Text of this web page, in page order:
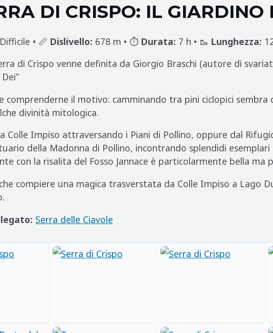
DI CRISPO: IL GIARDINO
Difficile • 📏 Dislivello: 678 m • ⏱️ Durata: 7 h • 🥾 Lunghezza:
di Crispo venne definita da Giorgio Braschi (autore di
comprenderne il motivo: camminando tra pini ciclopici sembra
divinità mitologica.
Colle Impiso attraversando i Piani di Pollino, oppure dal
della Madonna di Pollino, incontrando splendidi
con la risalita del Fosso Jannace è particolarmente bella ma
compiere una magica trasverstata da Colle Impiso a Lago
Serra delle Ciavole